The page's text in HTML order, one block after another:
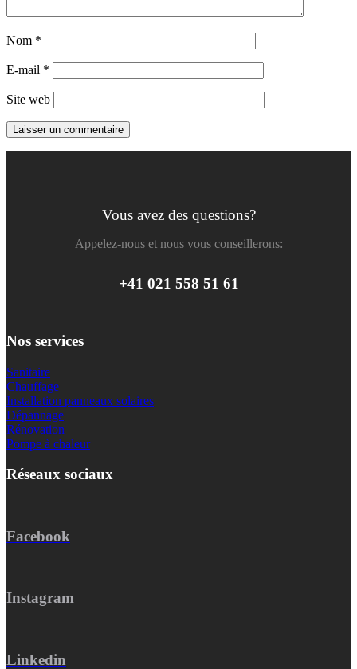
Nom *
E-mail *
Site web
Vous avez des questions?
Appelez-nous et nous vous conseillerons:
+41 021 558 51 61
Nos services
Sanitaire
Chauffage
Installation panneaux solaires
Dépannage
Rénovation
Pompe à chaleur
Réseaux sociaux
Facebook
Instagram
Linkedin